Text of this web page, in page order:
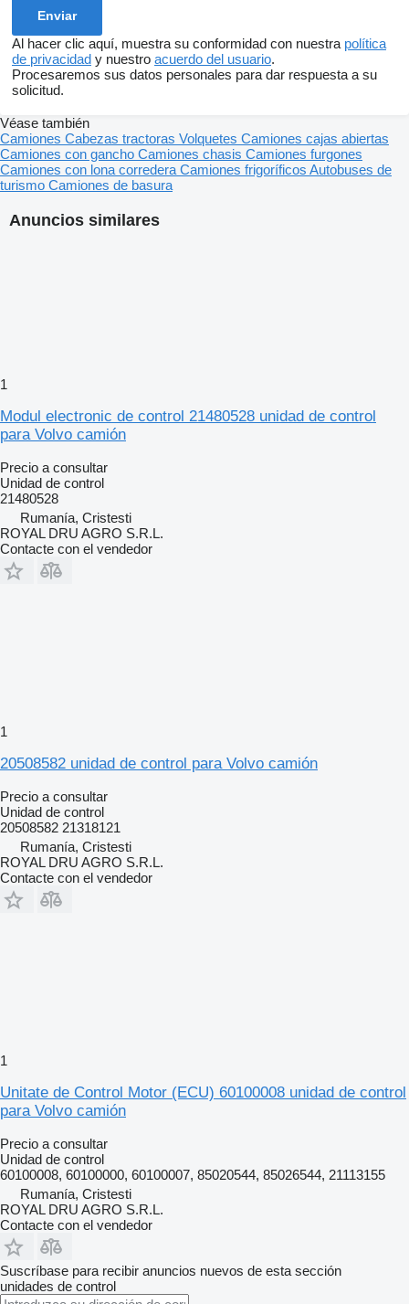
Al hacer clic aquí, muestra su conformidad con nuestra política
de privacidad y nuestro acuerdo del usuario.
Procesaremos sus datos personales para dar respuesta a su
solicitud.
Anuncios similares
1
Modul electronic de control 21480528 unidad de control
para Volvo camión
Precio a consultar
Unidad de control
21480528
Rumanía, Cristesti
ROYAL DRU AGRO S.R.L.
Contacte con el vendedor
1
20508582 unidad de control para Volvo camión
Precio a consultar
Unidad de control
20508582 21318121
Rumanía, Cristesti
ROYAL DRU AGRO S.R.L.
Contacte con el vendedor
1
Unitate de Control Motor (ECU) 60100008 unidad de control
para Volvo camión
Precio a consultar
Unidad de control
60100008, 60100000, 60100007, 85020544, 85026544, 21113155
Rumanía, Cristesti
ROYAL DRU AGRO S.R.L.
Contacte con el vendedor
Suscríbase para recibir anuncios nuevos de esta sección
unidades de control
Véase también
Camiones Cabezas tractoras Volquetes Camiones cajas abiertas
Camiones con gancho Camiones chasis Camiones furgones
Camiones con lona corredera Camiones frigoríficos Autobuses de
turismo Camiones de basura